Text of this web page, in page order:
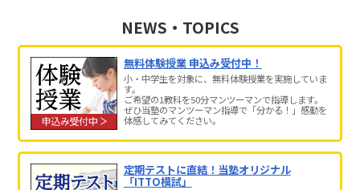
NEWS・TOPICS
無料体験授業 申込み受付中！
小・中学生を対象に、無料体験授業を実施していま
す。
ご希望の1教科を50分マンツーマンで指導します。
ぜひ当塾のマンツーマン指導で「分かる！」感動を
体感してみてください。
定期テストに直結！当塾オリジナル
「ITTO模試」